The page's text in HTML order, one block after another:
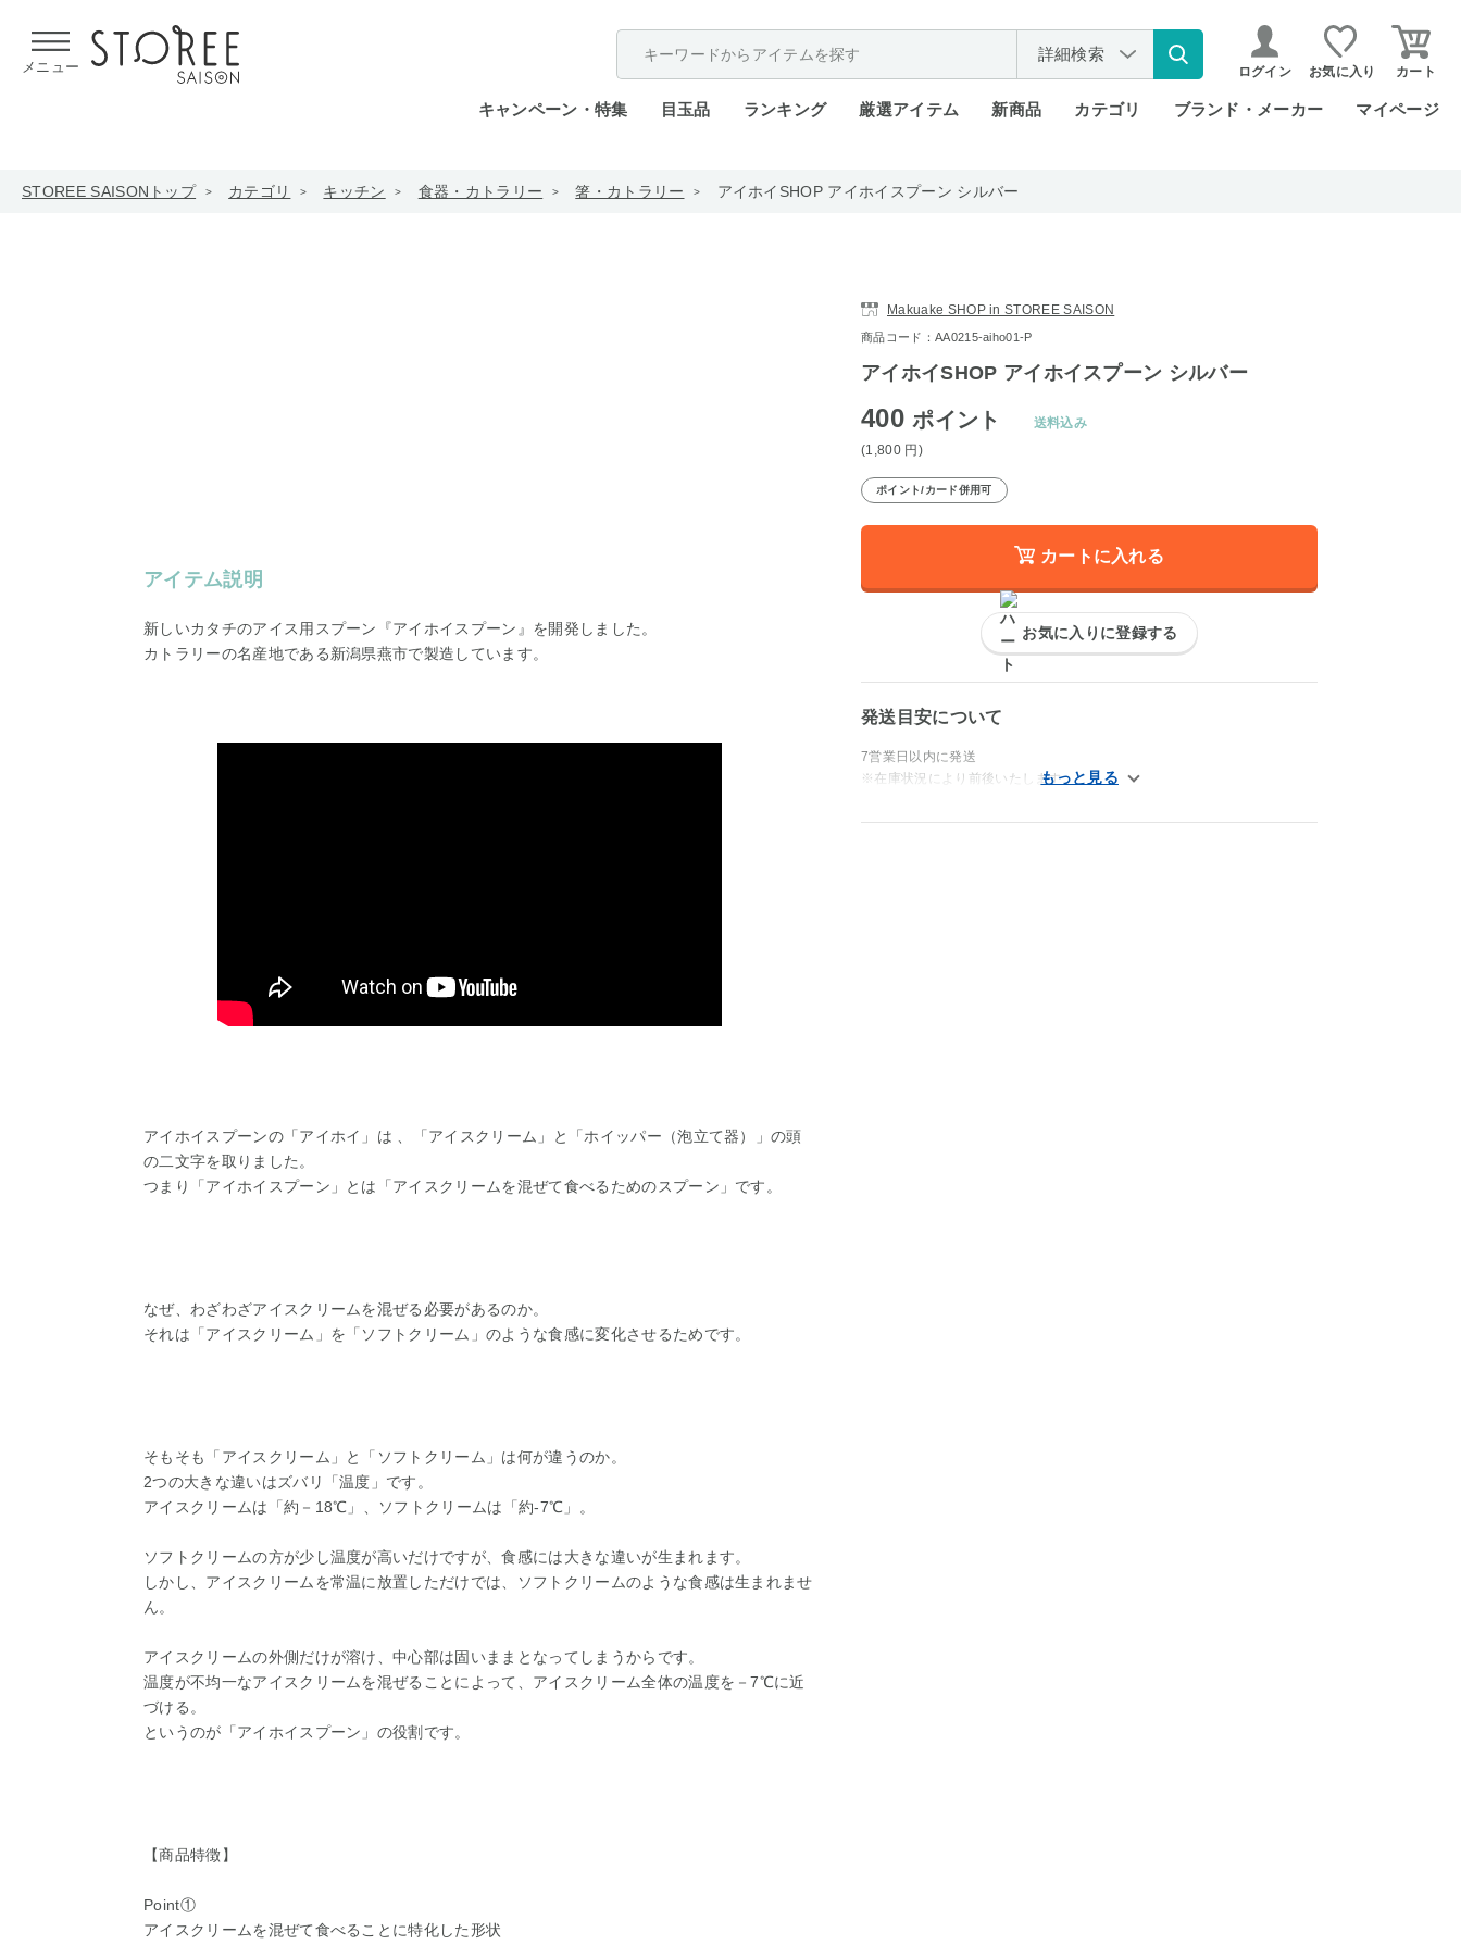
メニュー
詳細検索
ログイン お気に入り カート
キャンペーン・特集 目玉品 ランキング 厳選アイテム 新商品 カテゴリ ブランド・メーカー マイページ
STOREE SAISONトップ カテゴリ キッチン 食器・カトラリー 箸・カトラリー アイホイSHOP アイホイスプーン シルバー
アイテム説明
新しいカタチのアイス用スプーン『アイホイスプーン』を開発しました。
カトラリーの名産地である新潟県燕市で製造しています。
アイホイスプーンの「アイホイ」は 、「アイスクリーム」と「ホイッパー（泡立て器）」の頭
の二文字を取りました。
つまり「アイホイスプーン」とは「アイスクリームを混ぜて食べるためのスプーン」です。
なぜ、わざわざアイスクリームを混ぜる必要があるのか。
それは「アイスクリーム」を「ソフトクリーム」のような食感に変化させるためです。
そもそも「アイスクリーム」と「ソフトクリーム」は何が違うのか。
2つの大きな違いはズバリ「温度」です。
アイスクリームは「約－18℃」、ソフトクリームは「約-7℃」。
ソフトクリームの方が少し温度が高いだけですが、食感には大きな違いが生まれます。
しかし、アイスクリームを常温に放置しただけでは、ソフトクリームのような食感は生まれませ
ん。
アイスクリームの外側だけが溶け、中心部は固いままとなってしまうからです。
温度が不均一なアイスクリームを混ぜることによって、アイスクリーム全体の温度を－7℃に近
づける。
というのが「アイホイスプーン」の役割です。
【商品特徴】
Point①
アイスクリームを混ぜて食べることに特化した形状
Makuake SHOP in STOREE SAISON
商品コード：AA0215-aiho01-P
アイホイSHOP アイホイスプーン シルバー
400ポイント
(1,800 円 )
送料込み
ポイント/カード併用可
カートに入れる
お気に入りに登録する
発送目安について
7営業日以内に発送
※在庫状況により前後いたします。